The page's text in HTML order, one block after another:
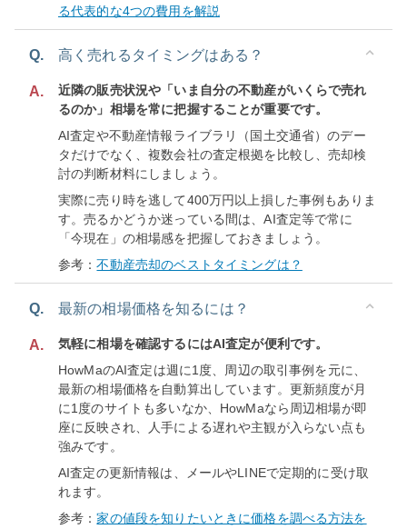
る代表的な4つの費用を解説
Q. 高く売れるタイミングはある？
A.
近隣の販売状況や「いま自分の不動産がいくらで売れ
るのか」相場を常に把握することが重要です。
AI査定や不動産情報ライブラリ（国土交通省）のデー
タだけでなく、複数会社の査定根拠を比較し、売却検
討の判断材料にしましょう。
実際に売り時を逃して400万円以上損した事例もありま
す。売るかどうか迷っている間は、AI査定等で常に
「今現在」の相場感を把握しておきましょう。
参考：不動産売却のベストタイミングは？
Q. 最新の相場価格を知るには？
A.
気軽に相場を確認するにはAI査定が便利です。
HowMaのAI査定は週に1度、周辺の取引事例を元に、
最新の相場価格を自動算出しています。更新頻度が月
に1度のサイトも多いなか、HowMaなら周辺相場が即
座に反映され、人手による遅れや主観が入らない点も
強みです。
AI査定の更新情報は、メールやLINEで定期的に受け取
れます。
参考：家の値段を知りたいときに価格を調べる方法を